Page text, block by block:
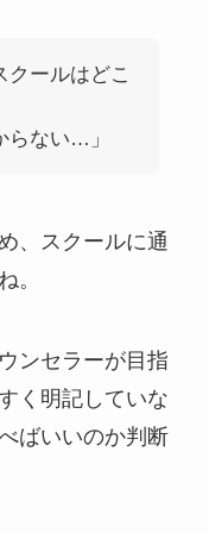
クールはどこ
らない…」
、スクールに通
。
ンセラーが目指
く明記していな
ばいいのか判断